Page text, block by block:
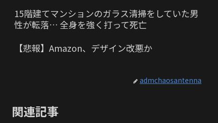
15階建てマンションのガラス清掃をしていた男
性が転落… 全身を強く打って死亡
【悲報】Amazon、デザイン改悪か
admchaosantenna
関連記事